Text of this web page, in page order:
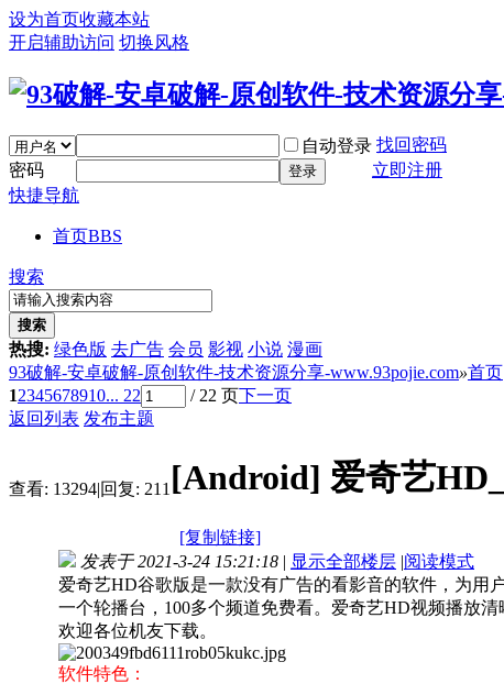
设为首页收藏本站
开启辅助访问 切换风格
自动登录 找回密码
密码
登录
立即注册
快捷导航
首页BBS
搜索
搜索
热搜: 绿色版 去广告 会员 影视 小说 漫画
93破解-安卓破解-原创软件-技术资源分享-www.93pojie.com»首页
12345678910... 22 / 22 页下一页
返回列表 发布主题
查看: 13294|回复: 211 [Android] 爱奇艺
[复制链接]
发表于 2021-3-24 15:21:18 | 显示全部楼层 |阅读模式
爱奇艺HD谷歌版是一款没有广告的看影音的软件，为用
一个轮播台，100多个频道免费看。爱奇艺HD视频播放
欢迎各位机友下载。
软件特色：